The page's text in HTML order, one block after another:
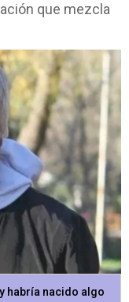
que mezcla
habría nacido algo